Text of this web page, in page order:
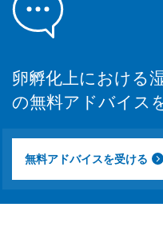
卵孵化上における
の無料アドバイス
無料アドバイスを受ける